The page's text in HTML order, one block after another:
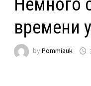
Немного
времени
by Pommiauk